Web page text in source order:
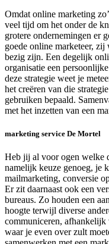
Omdat online marketing
veel tijd om het onder de
grotere ondernemingen er
goede online marketeer,
bezig zijn. Een degelijk
organisatie een
deze strategie weet je
het creëren van die
gebruiken bepaald.
met het inzetten van een
marketing service De Mortel
Heb jij al voor ogen welke
namelijk keuze genoeg, je
mailmarketing, conversie
Er zit daarnaast ook een
bureaus. Zo houden een
hoogte terwijl diverse
communiceren,
waar je even over zult